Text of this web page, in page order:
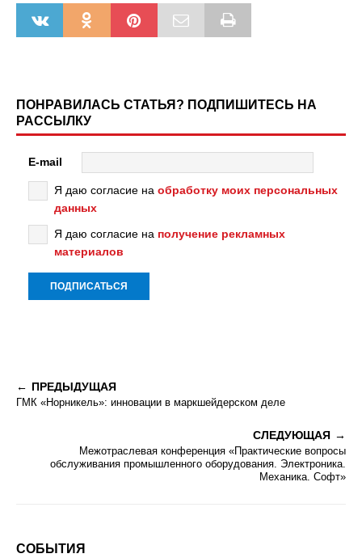
ПОНРАВИЛАСЬ СТАТЬЯ? ПОДПИШИТЕСЬ НА
РАССЫЛКУ
E-mail
Я даю согласие на обработку моих персональных
данных
Я даю согласие на получение рекламных
материалов
ПРЕДЫДУЩАЯ
ГМК «Норникель»: инновации в маркшейдерском деле
СЛЕДУЮЩАЯ
Межотраслевая конференция «Практические вопросы
обслуживания промышленного оборудования. Электроника.
Механика. Софт»
СОБЫТИЯ